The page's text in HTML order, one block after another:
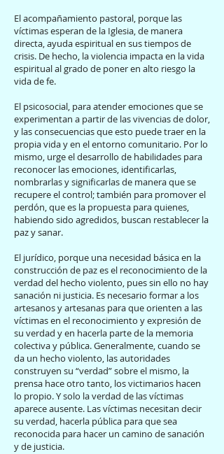
El acompañamiento pastoral, porque las
víctimas esperan de la Iglesia, de manera
directa, ayuda espiritual en sus tiempos de
crisis. De hecho, la violencia impacta en la vida
espiritual al grado de poner en alto riesgo la
vida de fe.
El psicosocial, para atender emociones que se
experimentan a partir de las vivencias de dolor,
y las consecuencias que esto puede traer en la
propia vida y en el entorno comunitario. Por lo
mismo, urge el desarrollo de habilidades para
reconocer las emociones, identificarlas,
nombrarlas y significarlas de manera que se
recupere el control; también para promover el
perdón, que es la propuesta para quienes,
habiendo sido agredidos, buscan restablecer la
paz y sanar.
El jurídico, porque una necesidad básica en la
construcción de paz es el reconocimiento de la
verdad del hecho violento, pues sin ello no hay
sanación ni justicia. Es necesario formar a los
artesanos y artesanas para que orienten a las
víctimas en el reconocimiento y expresión de
su verdad y en hacerla parte de la memoria
colectiva y pública. Generalmente, cuando se
da un hecho violento, las autoridades
construyen su “verdad” sobre el mismo, la
prensa hace otro tanto, los victimarios hacen
lo propio. Y solo la verdad de las víctimas
aparece ausente. Las víctimas necesitan decir
su verdad, hacerla pública para que sea
reconocida para hacer un camino de sanación
y de justicia.